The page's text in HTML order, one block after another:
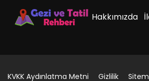
Hakkımızda
KVKK Aydınlatma Metni Gizlilik